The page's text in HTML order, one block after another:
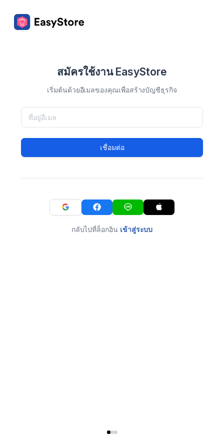
สมัครใช้งาน EasyStore
เริ่มต้นด้วยอีเมลของคุณเพื่อสร้างบัญชีธุรกิจ
เชื่อมต่อ
กลับไปที่ล็อกอิน เข้าสู่ระบบ